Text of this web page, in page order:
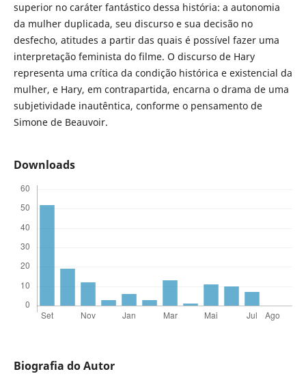
superior no caráter fantástico dessa história: a autonomia
da mulher duplicada, seu discurso e sua decisão no
desfecho, atitudes a partir das quais é possível fazer uma
interpretação feminista do filme. O discurso de Hary
representa uma crítica da condição histórica e existencial da
mulher, e Hary, em contrapartida, encarna o drama de uma
subjetividade inautêntica, conforme o pensamento de
Simone de Beauvoir.
Downloads
Biografia do Autor